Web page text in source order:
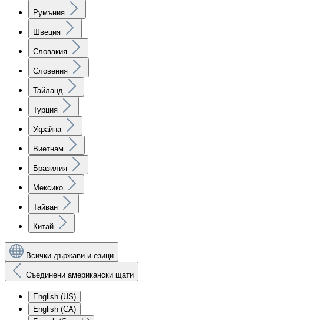
Румъния
Швеция
Словакия
Словения
Тайланд
Турция
Украйна
Виетнам
Бразилия
Мексико
Тайван
Китай
Всички държави и езици
Съединени американски щати
English (US)
English (CA)